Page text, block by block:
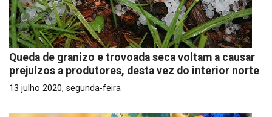
Queda de granizo e trovoada seca voltam a causar
prejuízos a produtores, desta vez do interior norte
13 julho 2020, segunda-feira